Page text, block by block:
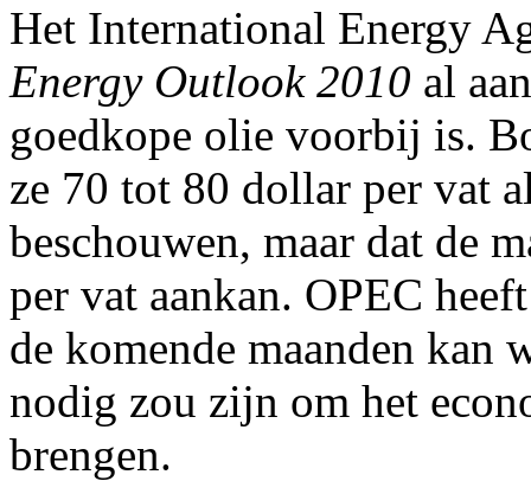
Het International Energy
Energy Outlook 2010 al
goedkope olie voorbij is.
ze 70 tot 80 dollar per vat
beschouwen, maar dat de
per vat aankan. OPEC
de komende maanden kan
nodig zou zijn om het
brengen.